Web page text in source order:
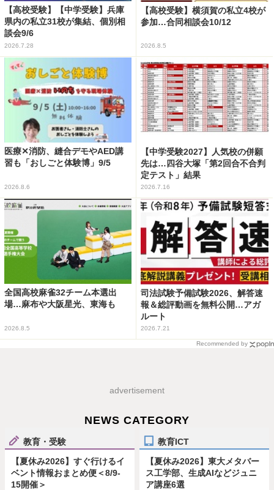
【高校受験】【中学受験】兵庫
県内の私立31校が集結、個別相
談会9/6
2026.7.28
【高校受験】横須賀の私立4校が
参加…合同相談会10/12
2026.8.5
医療✕消防、縫合デモやAED講
習も「おしごと体験博」9/5
2026.8.6
【中学受験2027】人気校の併願
先は…四谷大塚「第2回合不合判
定テスト」結果
2026.7.16
全国高校麻雀32チーム本選出
場…麻布や大阪星光、東海も
2026.8.5
司法試験予備試験2026、解答速
報＆総評動画を無料公開…アガ
ルート
2026.7.21
Recommended by
advertisement
NEWS CATEGORY
教育・受験
【夏休み2026】すぐ行けるイ
ベント情報おまとめ便＜8/9-
15開催＞
教育ICT
【夏休み2026】東大メタバー
ス工学部、生成AIなどジュニ
ア講座6選